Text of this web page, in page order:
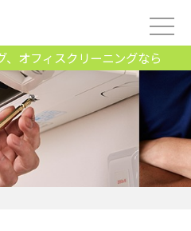
オフィスクリーニングなら